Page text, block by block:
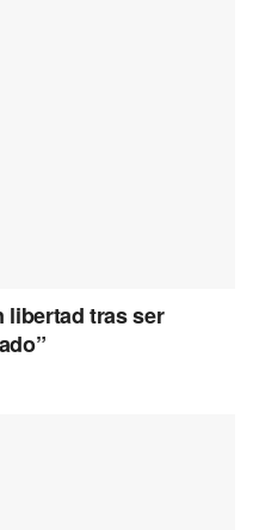
libertad tras ser